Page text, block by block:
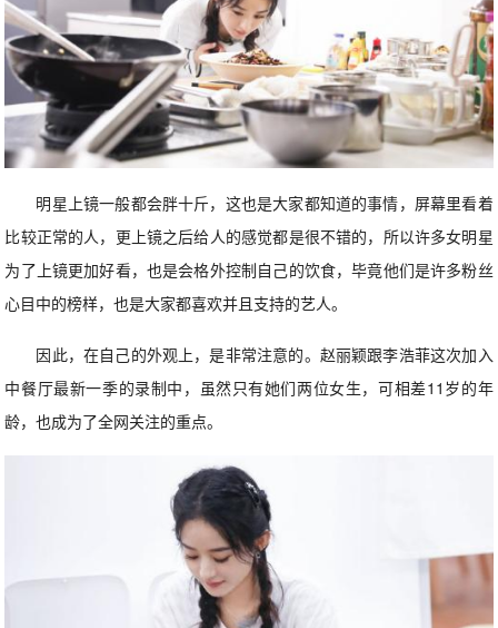
明星上镜一般都会胖十斤，这也是大家都知道的事情，屏幕里看着
比较正常的人，更上镜之后给人的感觉都是很不错的，所以许多女明星
为了上镜更加好看，也是会格外控制自己的饮食，毕竟他们是许多粉丝
心目中的榜样，也是大家都喜欢并且支持的艺人。
因此，在自己的外观上，是非常注意的。赵丽颖跟李浩菲这次加入
中餐厅最新一季的录制中，虽然只有她们两位女生，可相差11岁的年
龄，也成为了全网关注的重点。